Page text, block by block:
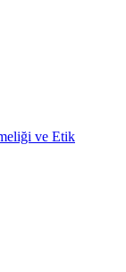
ve Etik